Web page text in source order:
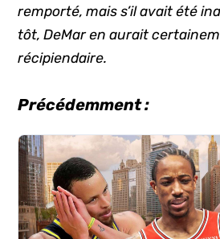
remporté, mais s’il avait été
tôt, DeMar en aurait
récipiendaire.
Précédemment :